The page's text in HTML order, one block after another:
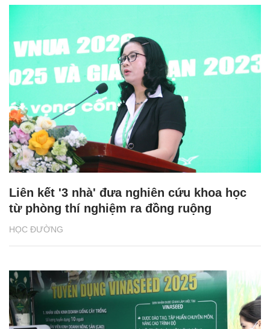
HỌC ĐƯỜNG
Liên kết '3 nhà' đưa nghiên cứu khoa học
từ phòng thí nghiệm ra đồng ruộng